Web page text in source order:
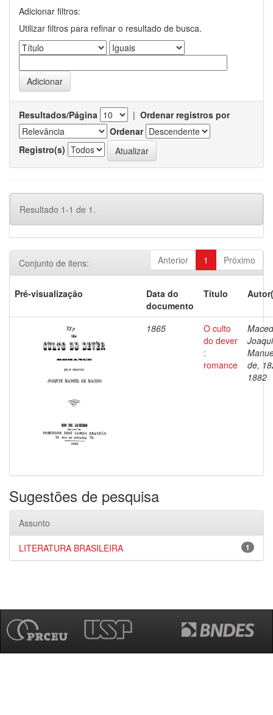
Adicionar filtros:
Utilizar filtros para refinar o resultado de busca.
Resultados/Página | Ordenar registros por
Ordenar
Registro(s)
Resultado 1-1 de 1.
Anterior 1 Próximo
Conjunto de itens:
Pré-visualização
Data do
documento
Título
1865
O culto
do dever
:
romance
de,
1882
Sugestões de pesquisa
Assunto
1
LITERATURA BRASILEIRA